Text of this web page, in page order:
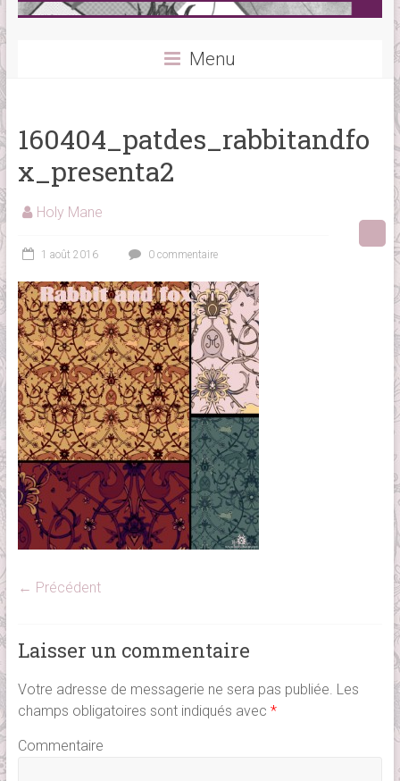
Menu
160404_patdes_rabbitandfo
x_presenta2
Holy Mane
1 août 2016 0 commentaire
← Précédent
Laisser un commentaire
Votre adresse de messagerie ne sera pas publiée. Les
champs obligatoires sont indiqués avec *
Commentaire